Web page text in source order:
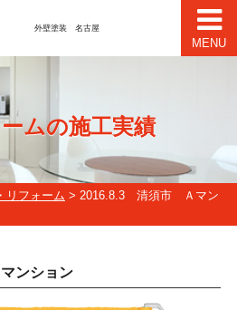
外壁塗装 名古屋
MENU
ムの施工実績
リフォーム > 2016.8.3 清須市 Ａマン
ンション